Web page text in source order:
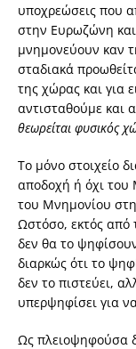
υποχρεώσεις που
στην Ευρωζώνη
μνημονεύουν καν
σταδιακά
της χώρας και για
αντισταθούμε και
θεωρείται φυσικός
Το μόνο στοιχείο
αποδοχή ή όχι του
του Μνημονίου
Ωστόσο, εκτός
δεν θα το
διαρκώς ότι το
δεν το πιστεύει,
υπερψηφίσει για
Ως πλειοψηφούσα